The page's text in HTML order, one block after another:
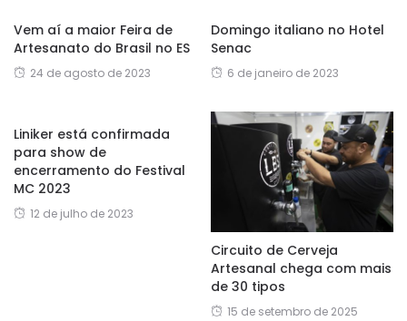
Vem aí a maior Feira de
Artesanato do Brasil no ES
24 de agosto de 2023
Domingo italiano no Hotel
Senac
6 de janeiro de 2023
Liniker está confirmada
para show de
encerramento do Festival
MC 2023
12 de julho de 2023
Circuito de Cerveja
Artesanal chega com mais
de 30 tipos
15 de setembro de 2025